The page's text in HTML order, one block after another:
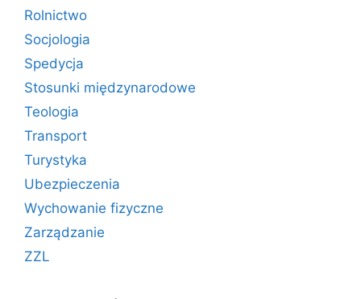
Rolnictwo
Socjologia
Spedycja
Stosunki międzynarodowe
Teologia
Transport
Turystyka
Ubezpieczenia
Wychowanie fizyczne
Zarządzanie
ZZL